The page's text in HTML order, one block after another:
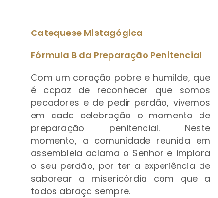
Catequese Mistagógica
Fórmula B da Preparação Penitencial
Com um coração pobre e humilde, que
é capaz de reconhecer que somos
pecadores e de pedir perdão, vivemos
em cada celebração o momento de
preparação penitencial. Neste
momento, a comunidade reunida em
assembleia aclama o Senhor e implora
o seu perdão, por ter a experiência de
saborear a misericórdia com que a
todos abraça sempre.